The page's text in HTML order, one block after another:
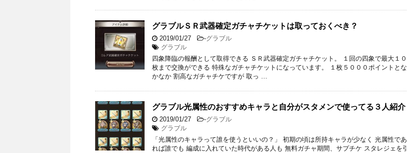
グラブルＳＲ武器確定ガチャチケットは取っておくべき？
2019/01/27 -グラブル
グラブル
四象降臨の報酬として取得できる ＳＲ武器確定ガチャチケット。 １回の四象で最大１０
枚まで交換ができる 特殊なガチャチケットになっています。 １枚５０００ポイントとな
かなか 割高なガチャチケですが 取っ …
グラブル光属性のおすすめキャラと自分がスタメンで使ってる３人紹介
2019/01/27 -グラブル
グラブル
「光属性のキャラって誰を使うといいの？」 初期の頃は所持キャラが少なく 光属性であ
れば誰でも 編成に入れていた時代がある人も 無料ガチャ期間、サプチケ スタレジェを引